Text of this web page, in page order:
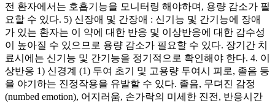
전 환자에서는 호흡기능을 모니터링 해야하며, 용량 감소가 필
요할 수 있다. 5) 신장애 및 간장애 : 신기능 및 간기능에 장애
가 있는 환자는 이 약에 대한 반응 및 이상반응에 대한 감수성
이 높아질 수 있으므로 용량 감소가 필요할 수 있다. 장기간 치
료시에는 신기능 및 간기능을 정기적으로 확인해야 한다. 4. 이
상반응 1) 신경계 (1) 투여 초기 및 고용량 투여시 피로, 졸음 등
을 야기하는 진정작용을 유발할 수 있다. 졸음, 무뎌진 감정
(numbed emotion), 어지러움, 손가락의 미세한 진전, 반응시간